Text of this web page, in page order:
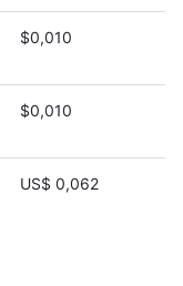
$0,010
$0,010
US$ 0,062